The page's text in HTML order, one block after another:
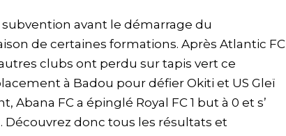
avant le démarrage du
de certaines formations. Après Atlantic FC
clubs ont perdu sur tapis vert ce
à Badou pour défier Okiti et US Gleï
FC a épinglé Royal FC 1 but à 0 et s’
Découvrez donc tous les résultats et